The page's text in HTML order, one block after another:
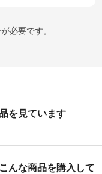
が必要です。
を見ています
んな商品を購入して